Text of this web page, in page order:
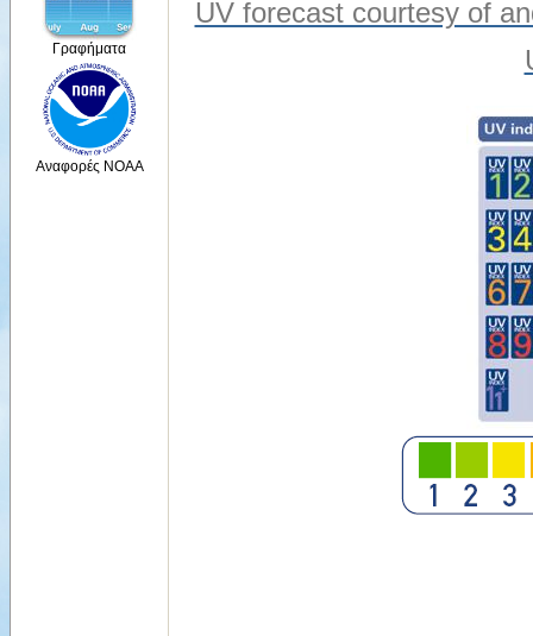
Γραφήματα
Αναφορές NOAA
UV forecast courtesy of